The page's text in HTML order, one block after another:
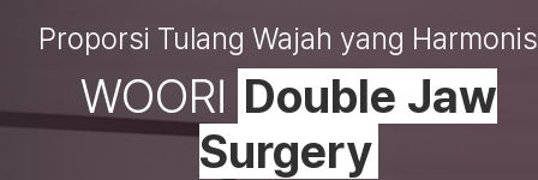
Proporsi Tulang Wajah yang Harmonis
WOORI Double Jaw
Surgery